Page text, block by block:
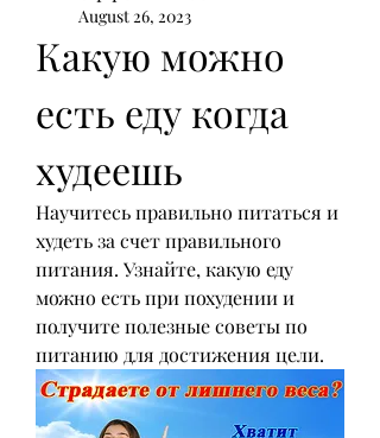
August 26, 2023
Какую можно
есть еду когда
худеешь
Научитесь правильно питаться и
худеть за счет правильного
питания. Узнайте, какую еду
можно есть при похудении и
получите полезные советы по
питанию для достижения цели.